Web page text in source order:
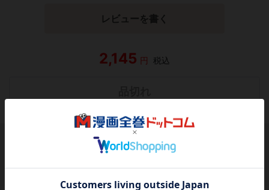
レビューを書く
2,145 円 税込
シェアする